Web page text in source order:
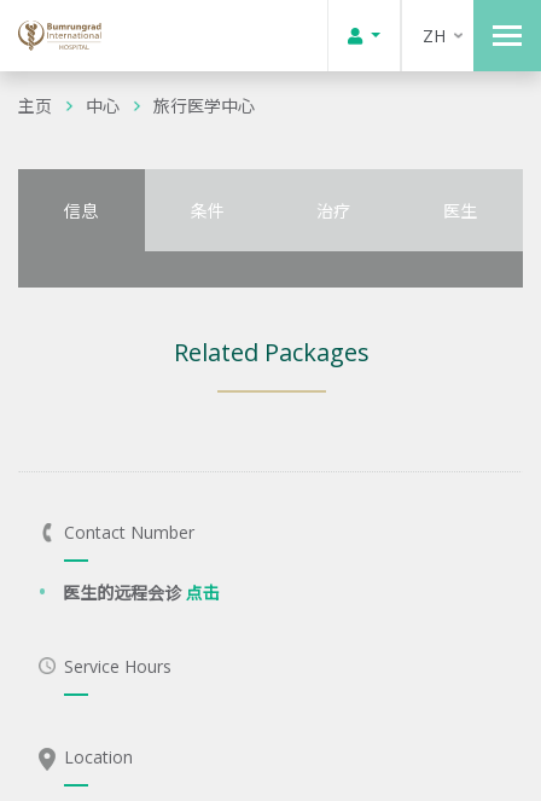
ZH
主页 中心 旅行医学中心
信息 条件 治疗 医生
Related Packages
Contact Number
医生的远程会诊点击
Service Hours
Location